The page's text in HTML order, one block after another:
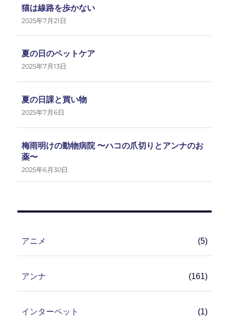
猫は線路を歩かない
2025年7月21日
夏の日のペットケア
2025年7月13日
夏の日課と買い物
2025年7月6日
梅雨明けの動物病院 〜ハコの爪切りとアンナのお
薬〜
2025年6月30日
アニメ (5)
アンナ (161)
インターペット (1)